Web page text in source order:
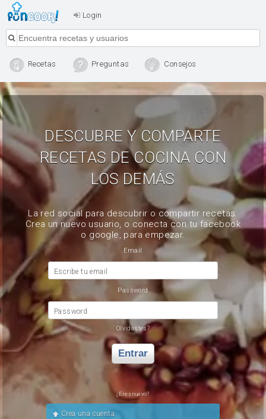
Login
Recetas Preguntas Consejos
DESCUBRE Y COMPARTE
RECETAS DE COCINA CON
LOS DEMÁS
La red social para descubrir o compartir recetas.
Crea un nuevo usuario, o conecta con tu facebook
o google, para empezar.
Email
Escribe tu email
Password
Password
Olvidastes?
Entrar
¿Eres nuevo?
Crea una cuenta